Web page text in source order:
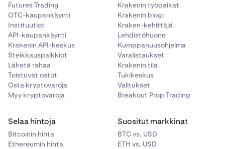
Futures Trading
OTC-kaupankäynti
Instituutiot
API-kaupankäynti
Krakenin API-keskus
Steikkauspalkkiot
Lähetä rahaa
Toistuvat ostot
Osta kryptovaroja
Myy kryptovaroja
Krakenin työpaikat
Krakenin blogi
Kraken-kehittäjä
Lehdistöhuone
Kumppanuusohjelma
Varalistaukset
Krakenin tila
Tukikeskus
Valitukset
Breakout Prop Trading
Selaa hintoja
Bitcoinin hinta
Ethereumin hinta
Suositut markkinat
BTC vs. USD
ETH vs. USD